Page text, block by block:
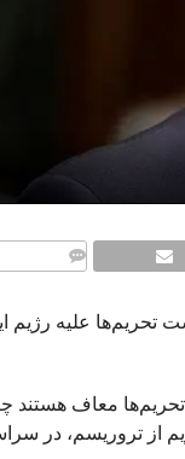
معاف هستند
از تروریسم، در